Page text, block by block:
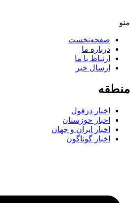
صفحه‌نخست
درباره ما
ارتباط با ما
ارسال خبر
اخبار دزفول
اخبار خوزستان
اخبار ایران و جهان
اخبار گوناگون